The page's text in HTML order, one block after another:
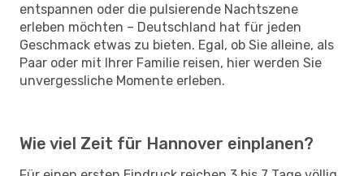
entspannen oder die pulsierende Nachtszene
erleben möchten – Deutschland hat für jeden
Geschmack etwas zu bieten. Egal, ob Sie alleine, als
Paar oder mit Ihrer Familie reisen, hier werden Sie
unvergessliche Momente erleben.
Wie viel Zeit für Hannover einplanen?